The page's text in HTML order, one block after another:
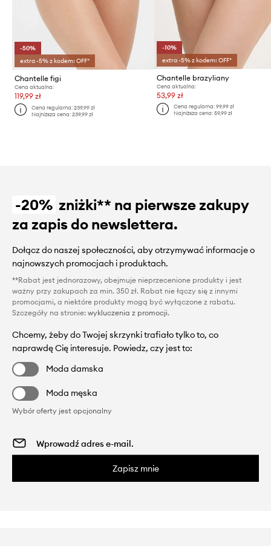
-50%
extra -5% z kodem: OFF*
Chantelle figi
Cena aktualna:
119,99 zł
Cena regularna:239,99 zł
Najniższa cena:239,99 zł
-10%
extra -5% z kodem: OFF*
Chantelle brazyliany
Cena aktualna:
53,99 zł
Cena regularna: 99,99 zł
Najniższa cena: 59,99 zł
-20% zniżki** na pierwsze zakupy
za zapis do newslettera.
Dołącz do naszej społeczności, aby otrzymywać informacje o
najnowszych promocjach i produktach.
**Rabat jest jednorazowy, obejmuje nieprzecenione produkty i jest
ważny przy zakupach za min. 350 zł. Rabat nie łączy się z innymi
promocjami, a niektóre produkty mogą być wyłączone z rabatu.
Szczegóły na stronie: wykluczenia z promocji.
Chcemy, żeby do Twojej skrzynki trafiało tylko to, co
naprawdę Cię interesuje. Powiedz, czy jest to:
Moda damska
Moda męska
Wybór oferty jest opcjonalny
Zapisz mnie